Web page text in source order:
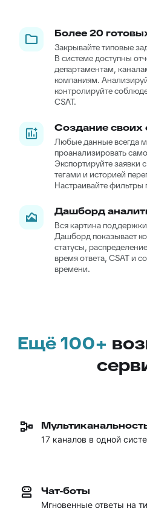
Более 20
Закрывайте типовые
В системе доступны
департаментам,
компаниям.
контролируйте
CSAT.
Создание своих
Любые данные всегда
проанализировать
Экспортируйте
тегами и историей
Настраивайте фильтры
Дашборд
Вся картина
Дашборд показывает
статусы,
время ответа, CSAT и
времени.
Ещё 100+
17 каналов в одной
Чат-боты
Мгновенные ответы на